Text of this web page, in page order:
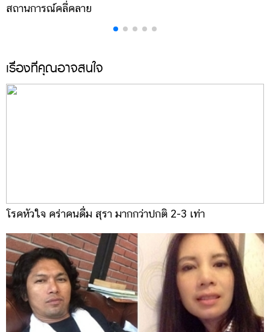
สถานการณ์คลี่คลาย
เรื่องที่คุณอาจสนใจ
โรคหัวใจ คร่าคนดื่ม สุรา มากกว่าปกติ 2-3 เท่า